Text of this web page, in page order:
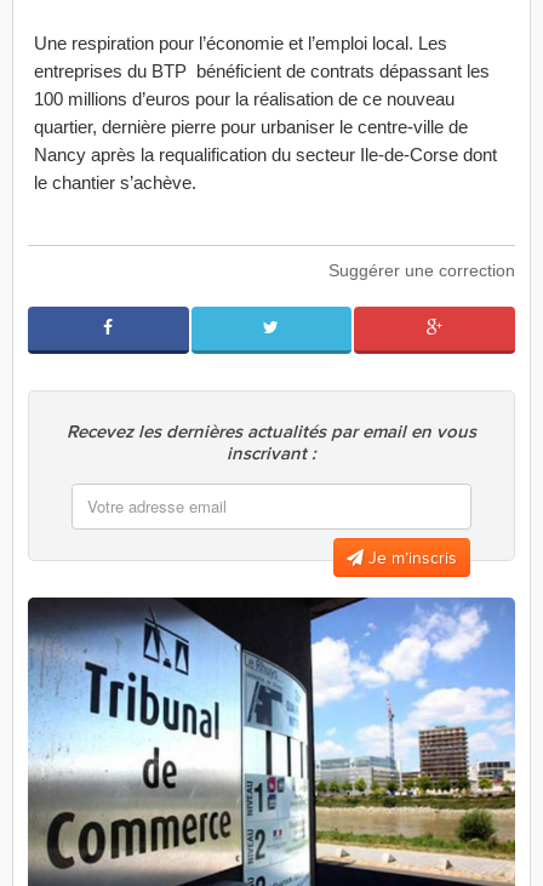
Une respiration pour l’économie et l’emploi local. Les
entreprises du BTP bénéficient de contrats dépassant les
100 millions d’euros pour la réalisation de ce nouveau
quartier, dernière pierre pour urbaniser le centre-ville de
Nancy après la requalification du secteur Ile-de-Corse dont
le chantier s’achève.
Suggérer une correction
Recevez les dernières actualités par email en vous
inscrivant :
Je m’inscris